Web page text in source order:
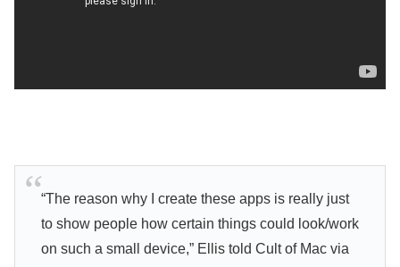
“The reason why I create these apps is really just
to show people how certain things could look/work
on such a small device,” Ellis told Cult of Mac via